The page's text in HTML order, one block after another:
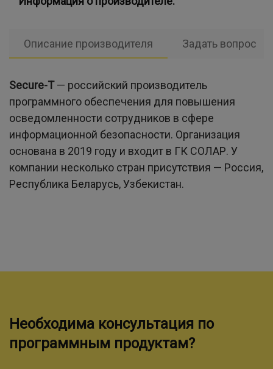
Описание производителя Задать вопрос
Secure-T— российский производитель
программного обеспечения для повышения
осведомленности сотрудников в сфере
информационной безопасности. Организация
основана в 2019 году и входит в ГК СОЛАР. У
компании несколько стран присутствия — Россия,
Республика Беларусь, Узбекистан.
Необходима консультация по
программным продуктам?